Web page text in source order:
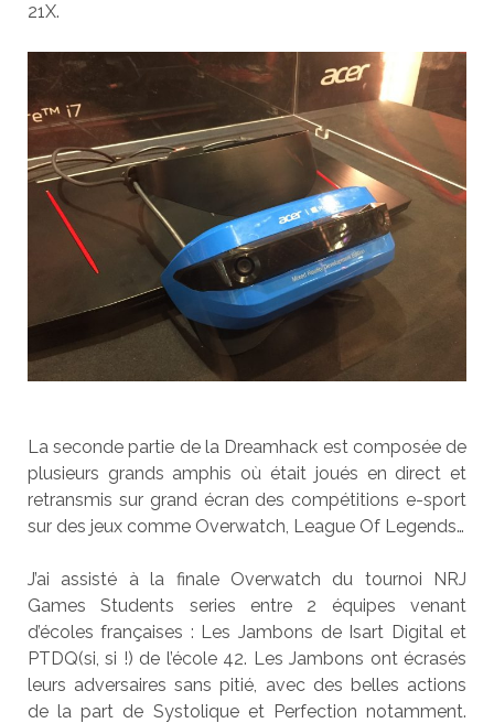
21X.
La seconde partie de la Dreamhack est composée de
plusieurs grands amphis où était joués en direct et
retransmis sur grand écran des compétitions e-sport
sur des jeux comme Overwatch, League Of Legends…
J’ai assisté à la finale Overwatch du tournoi NRJ
Games Students series entre 2 équipes venant
d’écoles françaises : Les Jambons de Isart Digital et
PTDQ(si, si !) de l’école 42. Les Jambons ont écrasés
leurs adversaires sans pitié, avec des belles actions
de la part de Systolique et Perfection notamment.